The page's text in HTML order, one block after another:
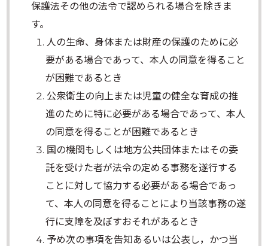
保護法その他の法令で認められる場合を除きま
す。
人の生命、身体または財産の保護のために必
要がある場合であって、本人の同意を得ること
が困難であるとき
公衆衛生の向上または児童の健全な育成の推
進のために特に必要がある場合であって、本人
の同意を得ることが困難であるとき
国の機関もしくは地方公共団体またはその委
託を受けた者が法令の定める事務を遂行する
ことに対して協力する必要がある場合であっ
て、本人の同意を得ることにより当該事務の遂
行に支障を及ぼすおそれがあるとき
予め次の事項を告知あるいは公表し，かつ当